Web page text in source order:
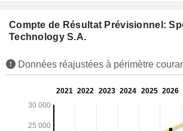
Compte de Résultat Prévisionnel:
Technology S.A.
Données réajustées à périmètre